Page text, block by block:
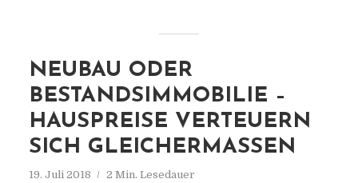
NEUBAU ODER
BESTANDSIMMOBILIE –
HAUSPREISE VERTEUERN
SICH GLEICHERMASSEN
19. Juli 2018 2 Min. Lesedauer